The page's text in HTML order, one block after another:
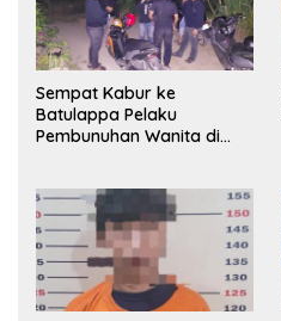
Sempat Kabur ke
Batulappa Pelaku
Pembunuhan Wanita di